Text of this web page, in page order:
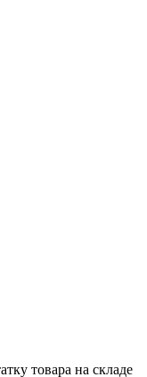
товара на складе